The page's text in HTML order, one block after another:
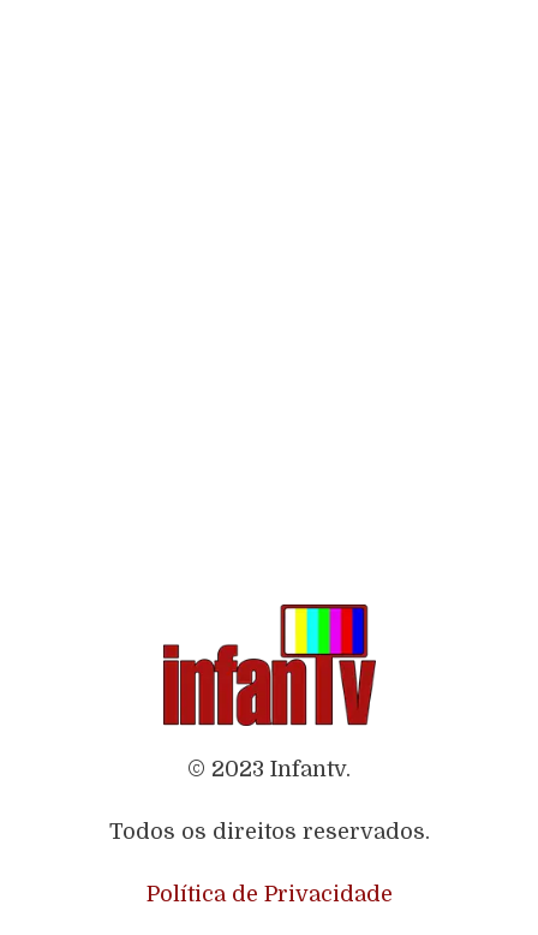
© 2023 Infantv.
Todos os direitos reservados.
Política de Privacidade